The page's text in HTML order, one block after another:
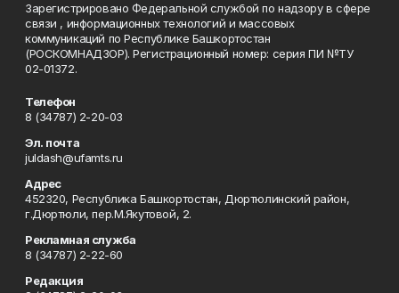
Зарегистрировано Федеральной службой по надзору в сфере
связи , информационных технологий и массовых
коммуникаций по Республике Башкортостан
(РОСКОМНАДЗОР). Регистрационный номер: серия ПИ №ТУ
02-01372.
Телефон
8 (34787) 2-20-03
Эл. почта
juldash@ufamts.ru
Адрес
452320, Республика Башкортостан, Дюртюлинский район,
г.Дюртюли, пер.М.Якутовой, 2.
Рекламная служба
8 (34787) 2-22-60
Редакция